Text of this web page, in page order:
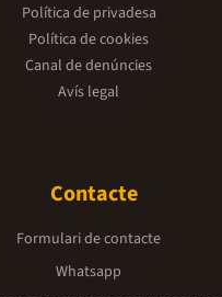
Política de privadesa
Política de cookies
Canal de denúncies
Avís legal
Contacte
Formulari de contacte
Whatsapp